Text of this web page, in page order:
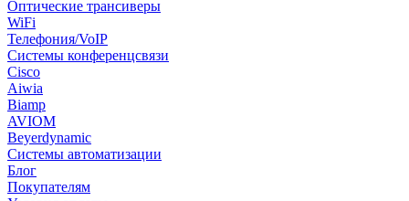
Оптические трансиверы
WiFi
Телефония/VoIP
Системы конференцсвязи
Cisco
Aiwia
Biamp
AVIOM
Beyerdynamic
Системы автоматизации
Блог
Покупателям